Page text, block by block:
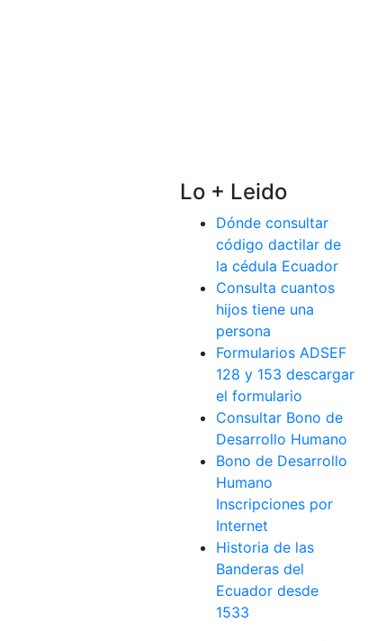
Lo + Leido
Dónde consultar
código dactilar de
la cédula Ecuador
Consulta cuantos
hijos tiene una
persona
Formularios ADSEF
128 y 153 descargar
el formulario
Consultar Bono de
Desarrollo Humano
Bono de Desarrollo
Humano
Inscripciones por
Internet
Historia de las
Banderas del
Ecuador desde
1533